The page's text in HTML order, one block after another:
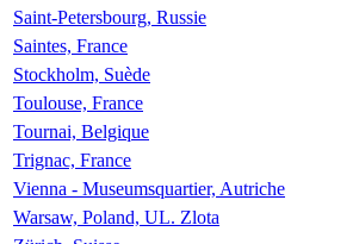
Saint-Petersbourg, Russie
Saintes, France
Stockholm, Suède
Toulouse, France
Tournai, Belgique
Trignac, France
Vienna - Museumsquartier, Autriche
Warsaw, Poland, UL. Zlota